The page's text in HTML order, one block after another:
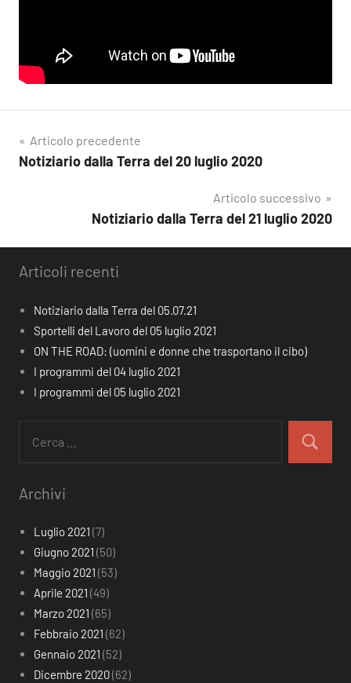
Navigazione
articoli
Articolo precedente
Notiziario dalla Terra del 20 luglio 2020
Articolo successivo
Notiziario dalla Terra del 21 luglio 2020
Articoli recenti
Notiziario dalla Terra del 05.07.21
Sportelli del Lavoro del 05 luglio 2021
ON THE ROAD: (uomini e donne che trasportano il cibo)
I programmi del 04 luglio 2021
I programmi del 05 luglio 2021
per:
Cerca
Archivi
Luglio 2021 (7)
Giugno 2021 (50)
Maggio 2021 (53)
Aprile 2021 (49)
Marzo 2021 (65)
Febbraio 2021 (62)
Gennaio 2021 (52)
Dicembre 2020(62)